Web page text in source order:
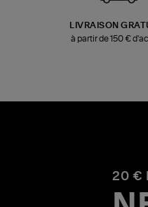
LIVRAISON
à partir de 150 €
20 €